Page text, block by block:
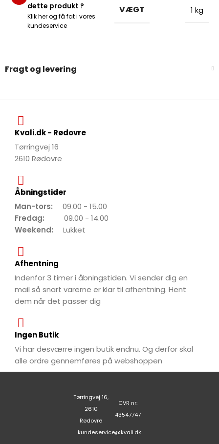
dette produkt ?
Klik her og få fat i vores
kundeservice
VÆGT 1 kg
Fragt og levering
Kvali.dk - Rødovre
Tørringvej 16
2610 Rødovre
Åbningstider
Man-tors: 09.00 - 15.00
Fredag: 09.00 - 14.00
Weekend: Lukket
Afhentning
Indenfor 3 timer i åbningstiden. Vi sender dig en
mail så snart varerne er klar til afhentning. Hent
dem når det passer dig
Ingen Butik
Vi har desværre ingen butik endnu. Og derfor skal
alle ordre gennemføres på webshoppen
Tørringvej 16,
2610
Rødovre
CVR nr:
43547747
kundeservice@kvali.dk